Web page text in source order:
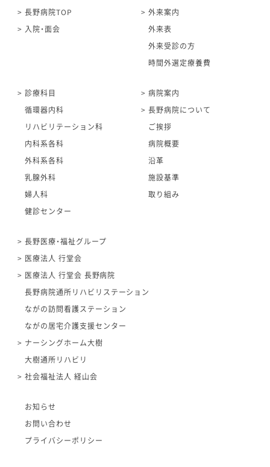
長野病院TOP
入院・面会
外来案内
外来表
外来受診の方
時間外選定療養費
診療科目
循環器内科
リハビリテーション科
内科系各科
外科系各科
乳腺外科
婦人科
健診センター
病院案内
長野病院について
ご挨拶
病院概要
沿革
施設基準
取り組み
長野医療・福祉グループ
医療法人 行堂会
医療法人 行堂会 長野病院
長野病院通所リハビリステーション
ながの訪問看護ステーション
ながの居宅介護支援センター
ナーシングホーム大樹
大樹通所リハビリ
社会福祉法人 経山会
お知らせ
お問い合わせ
プライバシーポリシー